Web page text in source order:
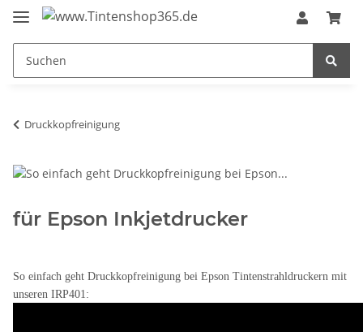
Druckkopfreinigung
für Epson Inkjetdrucker
So einfach geht Druckkopfreinigung bei Epson Tintenstrahldruckern mit
unseren IRP401: